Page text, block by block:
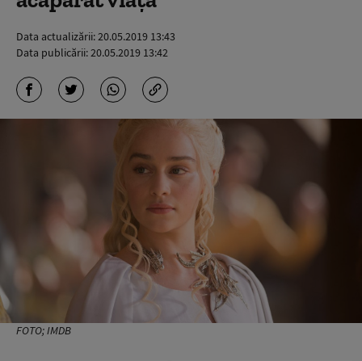
Data actualizării:20.05.2019 13:43
Data publicării:20.05.2019 13:42
FOTO; IMDB